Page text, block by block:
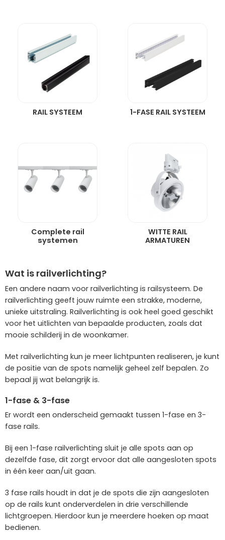
RAIL SYSTEEM 1-FASE RAIL SYSTEEM
Complete rail
systemen
WITTE RAIL
ARMATUREN
Wat is railverlichting?
Een andere naam voor railverlichting is railsysteem. De
railverlichting geeft jouw ruimte een strakke, moderne,
unieke uitstraling. Railverlichting is ook heel goed geschikt
voor het uitlichten van bepaalde producten, zoals dat
mooie schilderij in de woonkamer.
Met railverlichting kun je meer lichtpunten realiseren, je kunt
de positie van de spots namelijk geheel zelf bepalen. Zo
bepaal jij wat belangrijk is.
1-fase & 3-fase
Er wordt een onderscheid gemaakt tussen 1-fase en 3-
fase rails.
Bij een 1-fase railverlichting sluit je alle spots aan op
dezelfde fase, dit zorgt ervoor dat alle aangesloten spots
in één keer aan/uit gaan.
3 fase rails houdt in dat je de spots die zijn aangesloten
op de rails kunt onderverdelen in drie verschillende
lichtgroepen. Hierdoor kun je meerdere hoeken op maat
bedienen.